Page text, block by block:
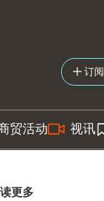
订阅
贸活动 视讯
更多